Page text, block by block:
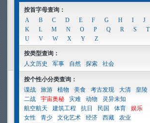
按首字母查询：
A
B C D E F G H I
J
K
L M N O P Q R S
T
U
V W X Y Z
按类型查询：
人文历史
军事 自然 探索 社会
按个性小分类查询：
谍战
旅游 植物 美食 考古发现 大清
皇陵
二战
宇宙奥秘 灾难 动物
灵异未知
航空航天
建筑工程 抗日 民国 体育
娱乐
女性
青少 文化艺术 经济 西藏
农业